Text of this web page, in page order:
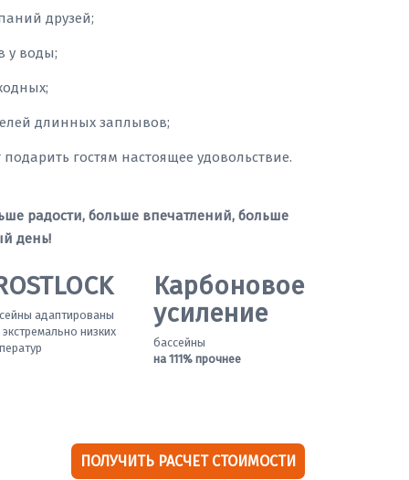
друзей;
у воды;
длинных заплывов;
гостям настоящее удовольствие.
радости, больше впечатлений, больше
день!
адаптированы
низких
Карбоновое
усиление
бассейны
на 111% прочнее
ПОЛУЧИТЬ РАСЧЕТ СТОИМОСТИ